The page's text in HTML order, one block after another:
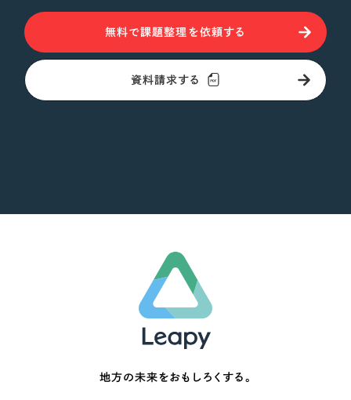
無料で課題整理を依頼する
資料請求する
地方の未来をおもしろくする。